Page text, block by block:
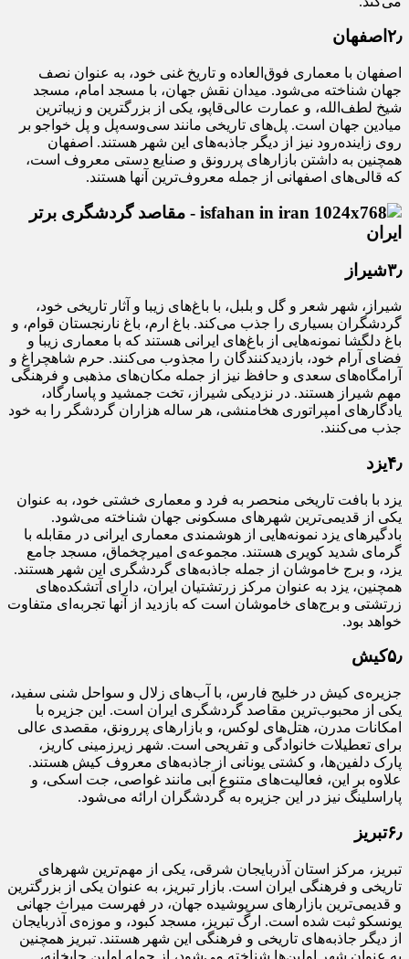
۲٫اصفهان
اصفهان با معماری فوق‌العاده و تاریخ غنی خود، به عنوان نصف
جهان شناخته می‌شود. میدان نقش جهان، با مسجد امام، مسجد
شیخ لطف‌الله، و عمارت عالی‌قاپو، یکی از بزرگترین و زیباترین
میادین جهان است. پل‌های تاریخی مانند سی‌وسه‌پل و پل خواجو بر
روی زاینده‌رود نیز از دیگر جاذبه‌های این شهر هستند. اصفهان
همچنین به داشتن بازارهای پررونق و صنایع دستی معروف است،
که قالی‌های اصفهانی از جمله معروف‌ترین آنها هستند.
۳٫شیراز
شیراز، شهر شعر و گل و بلبل، با باغ‌های زیبا و آثار تاریخی خود،
گردشگران بسیاری را جذب می‌کند. باغ ارم، باغ نارنجستان قوام، و
باغ دلگشا نمونه‌هایی از باغ‌های ایرانی هستند که با معماری زیبا و
فضای آرام خود، بازدیدکنندگان را مجذوب می‌کنند. حرم شاهچراغ و
آرامگاه‌های سعدی و حافظ نیز از جمله مکان‌های مذهبی و فرهنگی
مهم شیراز هستند. در نزدیکی شیراز، تخت جمشید و پاسارگاد،
یادگارهای امپراتوری هخامنشی، هر ساله هزاران گردشگر را به خود
جذب می‌کنند.
۴٫یزد
یزد با بافت تاریخی منحصر به فرد و معماری خشتی خود، به عنوان
یکی از قدیمی‌ترین شهرهای مسکونی جهان شناخته می‌شود.
بادگیرهای یزد نمونه‌هایی از هوشمندی معماری ایرانی در مقابله با
گرمای شدید کویری هستند. مجموعه‌ی امیرچخماق، مسجد جامع
یزد، و برج خاموشان از جمله جاذبه‌های گردشگری این شهر هستند.
همچنین، یزد به عنوان مرکز زرتشتیان ایران، دارای آتشکده‌های
زرتشتی و برج‌های خاموشان است که بازدید از آنها تجربه‌ای متفاوت
خواهد بود.
۵٫کیش
جزیره‌ی کیش در خلیج فارس، با آب‌های زلال و سواحل شنی سفید،
یکی از محبوب‌ترین مقاصد گردشگری ایران است. این جزیره با
امکانات مدرن، هتل‌های لوکس، و بازارهای پررونق، مقصدی عالی
برای تعطیلات خانوادگی و تفریحی است. شهر زیرزمینی کاریز،
پارک دلفین‌ها، و کشتی یونانی از جاذبه‌های معروف کیش هستند.
علاوه بر این، فعالیت‌های متنوع آبی مانند غواصی، جت اسکی، و
پاراسلینگ نیز در این جزیره به گردشگران ارائه می‌شود.
۶٫تبریز
تبریز، مرکز استان آذربایجان شرقی، یکی از مهم‌ترین شهرهای
تاریخی و فرهنگی ایران است. بازار تبریز، به عنوان یکی از بزرگترین
و قدیمی‌ترین بازارهای سرپوشیده جهان، در فهرست میراث جهانی
یونسکو ثبت شده است. ارگ تبریز، مسجد کبود، و موزه‌ی آذربایجان
از دیگر جاذبه‌های تاریخی و فرهنگی این شهر هستند. تبریز همچنین
به عنوان شهر اولین‌ها شناخته می‌شود، از جمله اولین چاپخانه،